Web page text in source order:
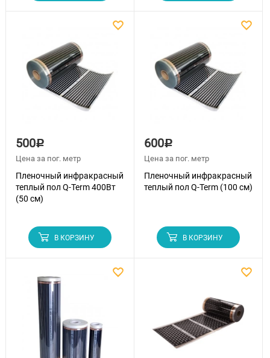
500Р
Цена за пог. метр
Пленочный инфракрасный
теплый пол Q-Term 400Вт
(50 см)
В КОРЗИНУ
600Р
Цена за пог. метр
Пленочный инфракрасный
теплый пол Q-Term (100 см)
В КОРЗИНУ